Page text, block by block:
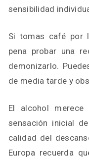
sensibilidad
Si tomas café por
pena probar una
demonizarlo.
de media tarde y
El alcohol merece
sensación inicial
calidad del
Europa recuerda